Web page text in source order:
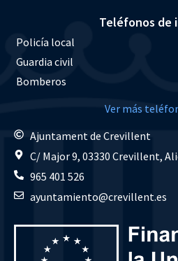
Teléfonos de
Policía local
Guardia civil
Bomberos
Ver más
Ajuntament de Crevillent
C/ Major 9, 03330 Crevillent,
965 401 526
ayuntamiento@crevillent.es